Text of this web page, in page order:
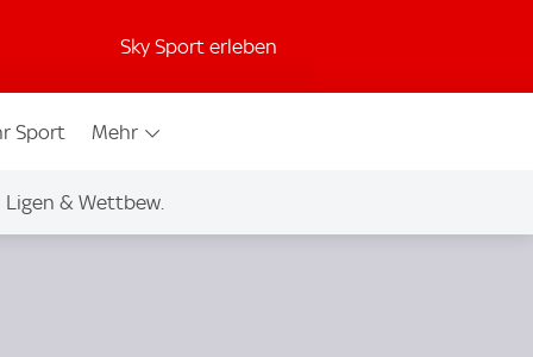
Sky Sport erleben
Sport Mehr
Ligen & Wettbew.